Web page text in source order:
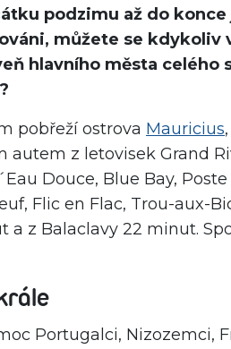
podzimu až do konce
můžete se kdykoliv
hlavního města celého
pobřeží ostrova Mauricius
autem z letovisek Grand
Douce, Blue Bay,
Flic en Flac, Trou-aux-
a z Balaclavy 22 minut.
Portugalci, Nizozemci,